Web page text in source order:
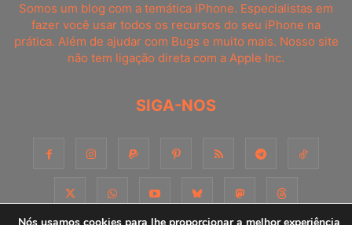
Somos um blog com a temática iPhone. Especialistas em
fazer você usar todos os recursos do seu iPhone na
prática. Além de ajudar com Bugs e muito mais. Nosso site
não tem ligação direta com a Apple Inc.
SIGA-NOS